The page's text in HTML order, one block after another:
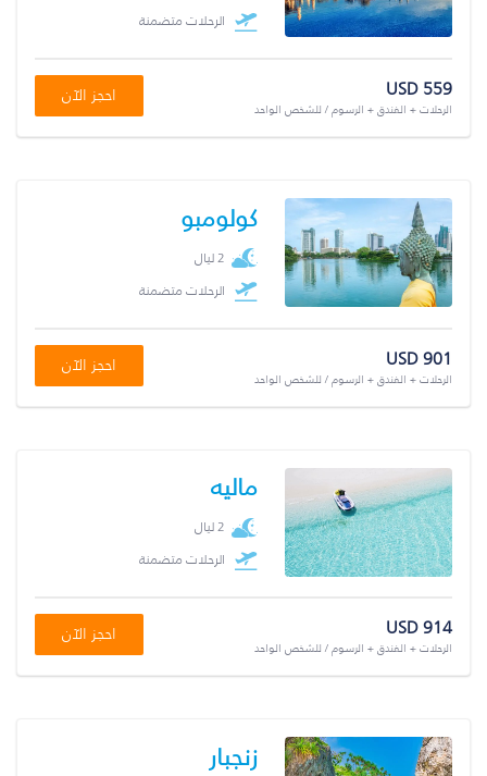
الرحلات متضمنة
USD 559
الرحلات + الفندق + الرسوم / للشخص الواحد
احجز الآن
كولومبو
2 ليال
الرحلات متضمنة
USD 901
الرحلات + الفندق + الرسوم / للشخص الواحد
احجز الآن
ماليه
2 ليال
الرحلات متضمنة
USD 914
الرحلات + الفندق + الرسوم / للشخص الواحد
احجز الآن
زنجبار